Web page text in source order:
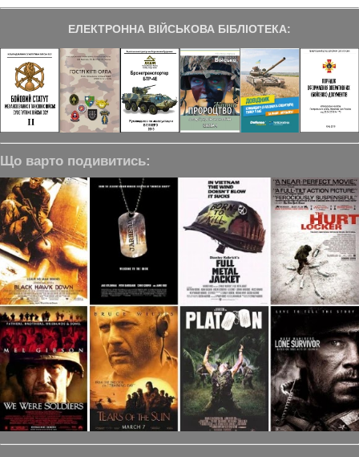
ЕЛЕКТРОННА ВІЙСЬКОВА БІБЛІОТЕКА:
Що варто подивитись: